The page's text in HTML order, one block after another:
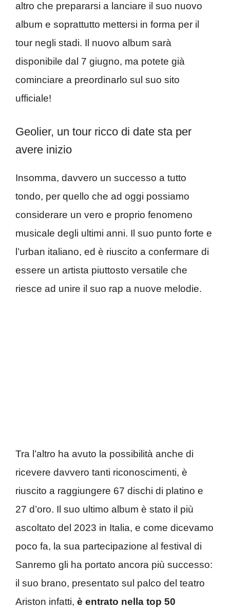
altro che prepararsi a lanciare il suo nuovo
album e soprattutto mettersi in forma per il
tour negli stadi. Il nuovo album sarà
disponibile dal 7 giugno, ma potete già
cominciare a preordinarlo sul suo sito
ufficiale!
Geolier, un tour ricco di date sta per
avere inizio
Insomma, davvero un successo a tutto
tondo, per quello che ad oggi possiamo
considerare un vero e proprio fenomeno
musicale degli ultimi anni. Il suo punto forte e
l’urban italiano, ed è riuscito a confermare di
essere un artista piuttosto versatile che
riesce ad unire il suo rap a nuove melodie.
Tra l’altro ha avuto la possibilità anche di
ricevere davvero tanti riconoscimenti, è
riuscito a raggiungere 67 dischi di platino e
27 d’oro. Il suo ultimo album è stato il più
ascoltato del 2023 in Italia, e come dicevamo
poco fa, la sua partecipazione al festival di
Sanremo gli ha portato ancora più successo:
il suo brano, presentato sul palco del teatro
Ariston infatti, è entrato nella top 50